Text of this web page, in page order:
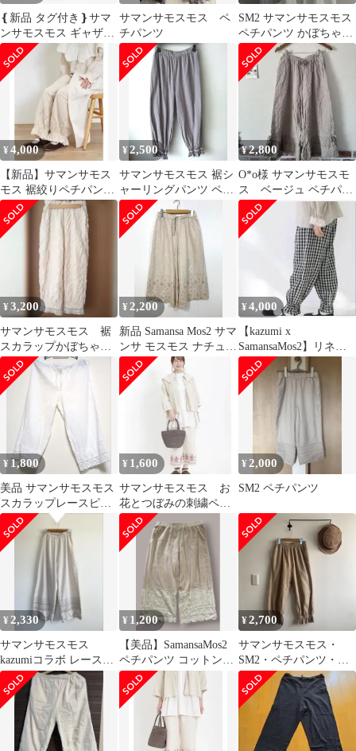
❴新品 タグ付き❵サマ
ンサモスモス ギャザー
ペチパンツ
サマンサモスモス ペ
チパンツ
SM2 サマンサモスモス
ペチパンツ かぼちゃパ
ンツ
¥4,000
【新品】サマンサモス
モス 裾絞りペチパンツ
ベージュ SM2
¥2,500
サマンサモスモス 裾シ
ャーリングパンツ ペチ
パンツ
¥2,800
O*o様 サマンサモスモ
ス ベージュ ペチパン
ツ
¥3,200
サマンサモスモス 裾
スカラップかぼちゃパ
ンツ ペチパンツ コ
ットン
¥ 2,200
新品 Samansa Mos2 サマ
ンサ モスモス ナチュラ
ル 綿ビエラペチ パンツ
sizeF/ベージュ ■■ レデ
ィース
¥4,000
【kazumi x
SamansaMos2】リネン
フリル ペチパンツ チェ
ック
¥ 1,800
美品 サマンサモスモス
スカラップレースピン
タックコットンパンツ
ペチパンツ
¥ 1,600
サマンサモスモス お
花とつぼみの刺繍ペチ
パンツ
¥ 2,000
SM2 ペチパンツ
¥2,330
サマンサモスモス
kazumiコラボ レースペ
チパンツ
¥ 1,200
【美品】SamansaMos2
ペチパンツ コットン
レース
¥2,700
サマンサモスモス・
SM2・ペチパンツ・パ
ンツ・Fサイズ